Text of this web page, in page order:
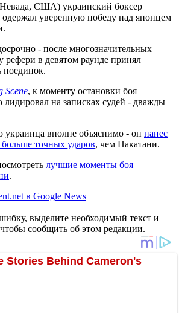
США) украинский боксер
уверенную победу над японцем
- после многозначительных
рефери в девятом раунде принял
поединок.
Scene, к моменту остановки боя
лидировал на записках судей - дважды
украинца вполне объяснимо - он нанес
точных ударов, чем Накатани.
лучшие моменты боя
.
в Google News
выделите необходимый текст и
сообщить об этом редакции.